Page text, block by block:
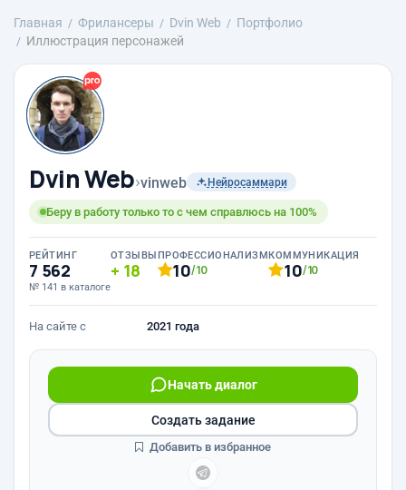
Главная Фрилансеры Dvin Web
Портфолио
Иллюстрация персонажей
Dvin Web›vinweb Нейросаммари
Беру в работу только то с чем справлюсь на 100%
РЕЙТИНГ
7 562
№ 141 в каталоге
ОТЗЫВЫ
18
ПРОФЕССИОНАЛИЗМ
10/10
КОММУНИКАЦИЯ
10/10
На сайте с 2021 года
Начать диалог
Создать задание
Добавить в избранное